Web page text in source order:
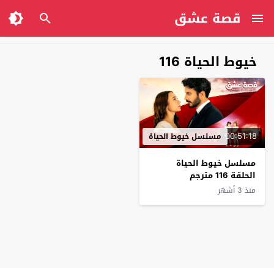
قصة عشق
خيوط الحياة 116
00:51:18 مسلسل خيوط الحياة
مسلسل خيوط الحياة
الحلقة 116 مترجم
منذ 3 أشهر